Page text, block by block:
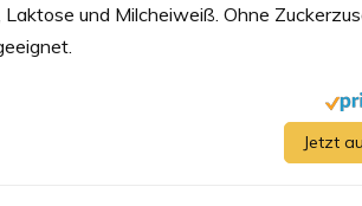
Laktose und Milcheiweiß. Ohne
Jetzt